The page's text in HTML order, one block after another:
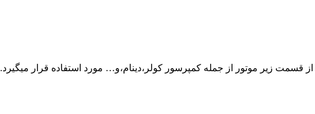
زیر موتور از جمله کمپرسور کولر،دینام،و… مورد استفاده قرار میگیرد.